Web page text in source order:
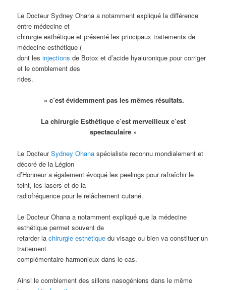
Le Docteur Sydney Ohana a notamment expliqué la différence
entre médecine et
chirurgie esthétique et présenté les principaux traitements de
médecine esthétique (
dont lesinjectionsde Botox et d’acide hyaluronique pour corriger
et le comblement des
rides.
» c’est évidemment pas les mêmes résultats.
La chirurgie Esthétique c’est merveilleux c’est
spectaculaire »
Le DocteurSydney Ohanaspécialiste reconnu mondialement et
décoré de la Légion
d’Honneur a également évoqué les peelings pour rafraîchir le
teint, les lasers et de la
radiofréquence pour le relâchement cutané.
Le Docteur Ohana a notamment expliqué que la médecine
esthétique permet souvent de
retarder lachirurgie esthétique du visage ou bien va constituer un
traitement
complémentaire harmonieux dans le cas.
Ainsi le comblement des sillons nasogéniens dans le même